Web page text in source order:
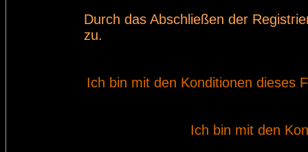
Durch das Abschließen der
zu.
Ich bin mit den Konditionen dieses
Ich bin mit den